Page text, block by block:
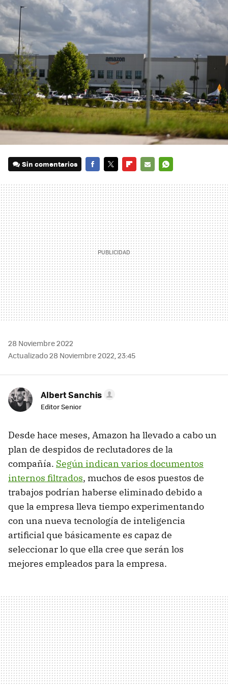
Sin comentarios
MAIL
28 Noviembre 2022
Actualizado 28 Noviembre 2022, 23:45
Albert Sanchis
Editor Senior
Desde hace meses, Amazon ha llevado a cabo un
plan de despidos de reclutadores de la
compañía. Según indican varios documentos
internos filtrados, muchos de esos puestos de
trabajos podrían haberse eliminado debido a
que la empresa lleva tiempo experimentando
con una nueva tecnología de inteligencia
artificial que básicamente es capaz de
seleccionar lo que ella cree que serán los
mejores empleados para la empresa.